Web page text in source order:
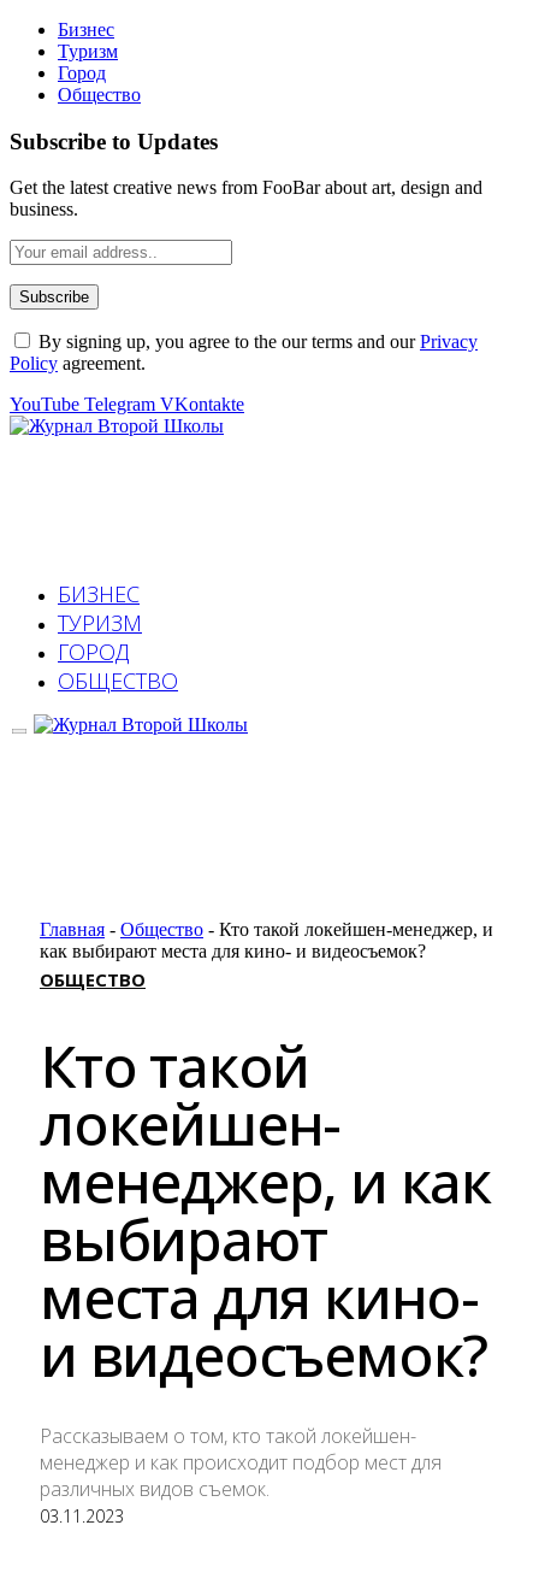
Бизнес
Туризм
Город
Общество
Subscribe to Updates
Get the latest creative news from FooBar about art, design and
business.
By signing up, you agree to the our terms and ourPrivacy
Policy agreement.
YouTube Telegram VKontakte
БИЗНЕС
ТУРИЗМ
ГОРОД
ОБЩЕСТВО
Главная - Общество - Кто такой локейшен-менеджер, и
как выбирают места для кино- и видеосъемок?
ОБЩЕСТВО
Кто такой
локейшен-
менеджер, и как
выбирают
места для кино-
и видеосъемок?
Рассказываем о том, кто такой локейшен-
менеджер и как происходит подбор мест для
различных видов съемок.
03.11.2023